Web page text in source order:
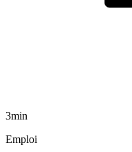
3min
Emploi